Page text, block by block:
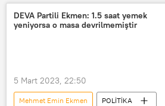
DEVA Partisi
CHP
DEVA Partili Ekmen: 1.5 saat yemek
yeniyorsa o masa devrilmemiştir
5 Mart 2023, 22:50
Mehmet Emin Ekmen
POLİTİKA